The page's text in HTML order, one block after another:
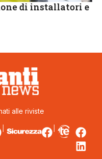
di installatori e
alle riviste